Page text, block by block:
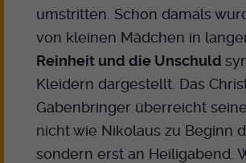
umstritten. Schon damals
von kleinen Mädchen in
Reinheit und die Unschuld
Kleidern dargestellt. Das
Gabenbringer überreicht
nicht wie Nikolaus zu Beginn
sondern erst an Heiligabend.